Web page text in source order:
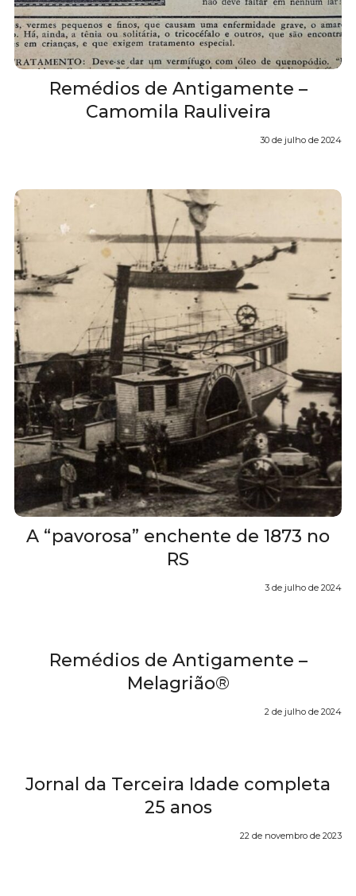
Remédios de Antigamente –
Camomila Rauliveira
30 de julho de 2024
A “pavorosa” enchente de 1873 no
RS
3 de julho de 2024
Remédios de Antigamente –
Melagrião®
2 de julho de 2024
Jornal da Terceira Idade completa
25 anos
22 de novembro de 2023